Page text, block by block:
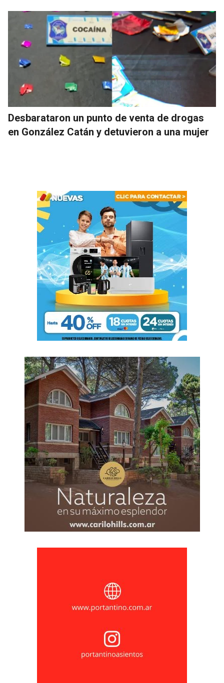
Desbarataron un punto de venta de drogas
en González Catán y detuvieron a una mujer